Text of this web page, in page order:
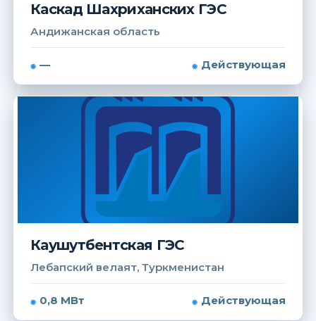
Каскад Шахриханских ГЭС
Андижанская область
— Действующая
Каушутбентская ГЭС
Лебапский велаят, Туркменистан
0,8 МВт Действующая